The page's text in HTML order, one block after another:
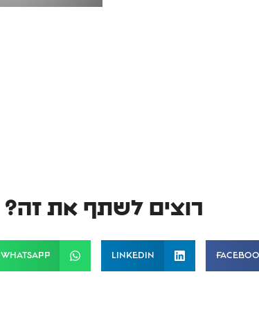
רוצים לשתף את זה?
LinkedIn
WhatsApp